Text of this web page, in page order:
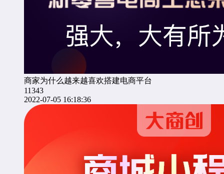
商家为什么越来越喜欢搭建电商平台
11343
2022-07-05 16:18:36